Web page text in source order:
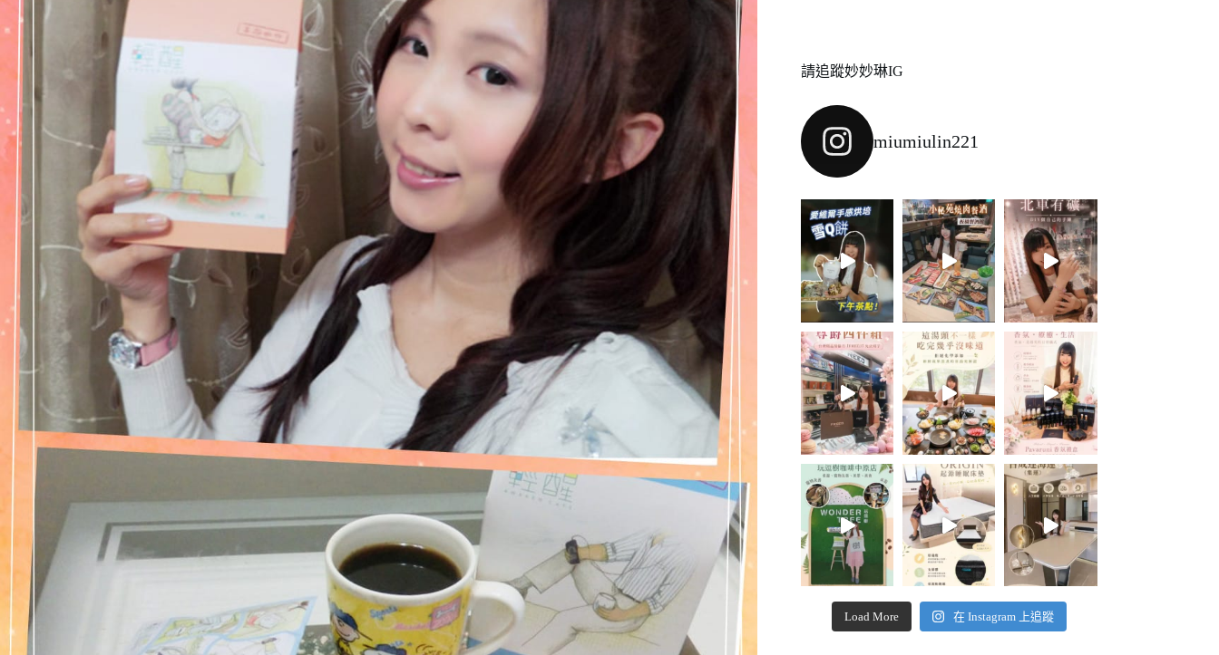
請追蹤妙妙琳IG
miumiulin221
Load More 在 Instagram 上追蹤